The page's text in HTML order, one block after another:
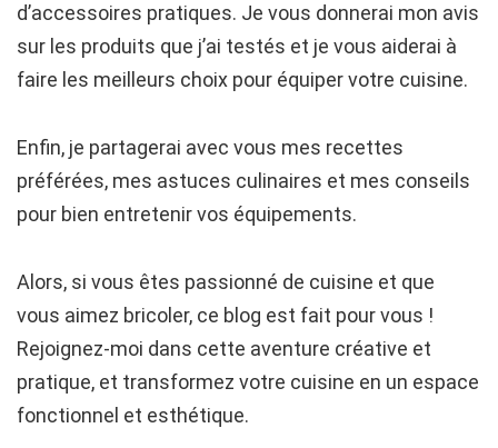
d’accessoires pratiques. Je vous donnerai mon avis
sur les produits que j’ai testés et je vous aiderai à
faire les meilleurs choix pour équiper votre cuisine.
Enfin, je partagerai avec vous mes recettes
préférées, mes astuces culinaires et mes conseils
pour bien entretenir vos équipements.
Alors, si vous êtes passionné de cuisine et que
vous aimez bricoler, ce blog est fait pour vous !
Rejoignez-moi dans cette aventure créative et
pratique, et transformez votre cuisine en un espace
fonctionnel et esthétique.